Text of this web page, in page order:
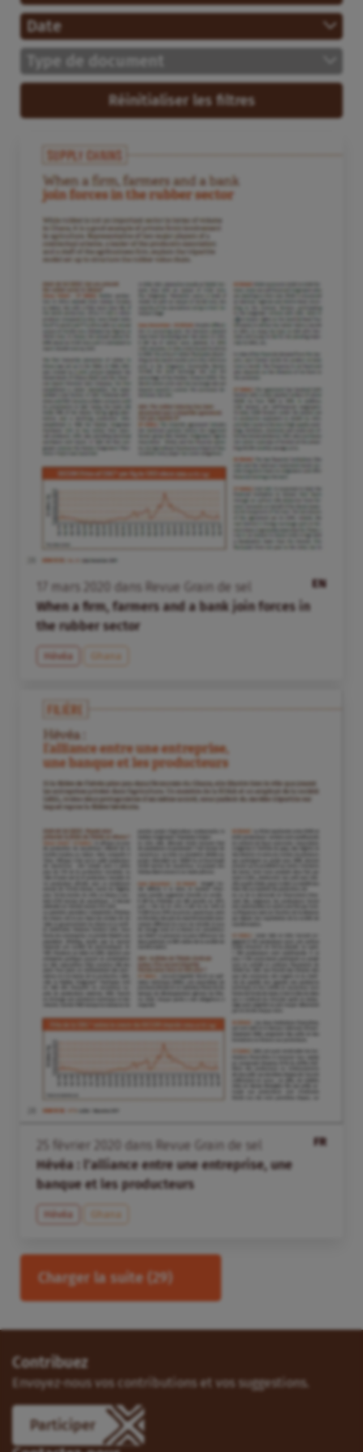
Date
Type de document
Réinitialiser les filtres
EN
mars dans
Revue Grain de sel
When a firm, farmers and a bank join forces in
the rubber sector
Hévéa Ghana
FR
février dans
Revue Grain de sel
Hévéa : l’alliance entre une entreprise, une
banque et les producteurs
Hévéa Ghana
Charger la suite (29)
Contribuez
Envoyez-nous vos contributions et vos suggestions.
Participer